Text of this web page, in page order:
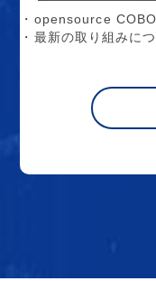
・opensource
・最新の取り組みに